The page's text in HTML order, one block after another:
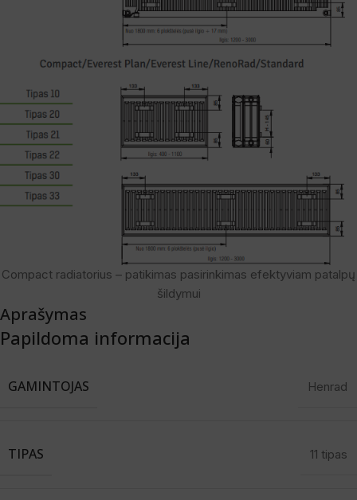
Compact radiatorius – patikimas pasirinkimas efektyviam patalpų
šildymui
Aprašymas
Papildoma informacija
GAMINTOJAS Henrad
TIPAS 11 tipas